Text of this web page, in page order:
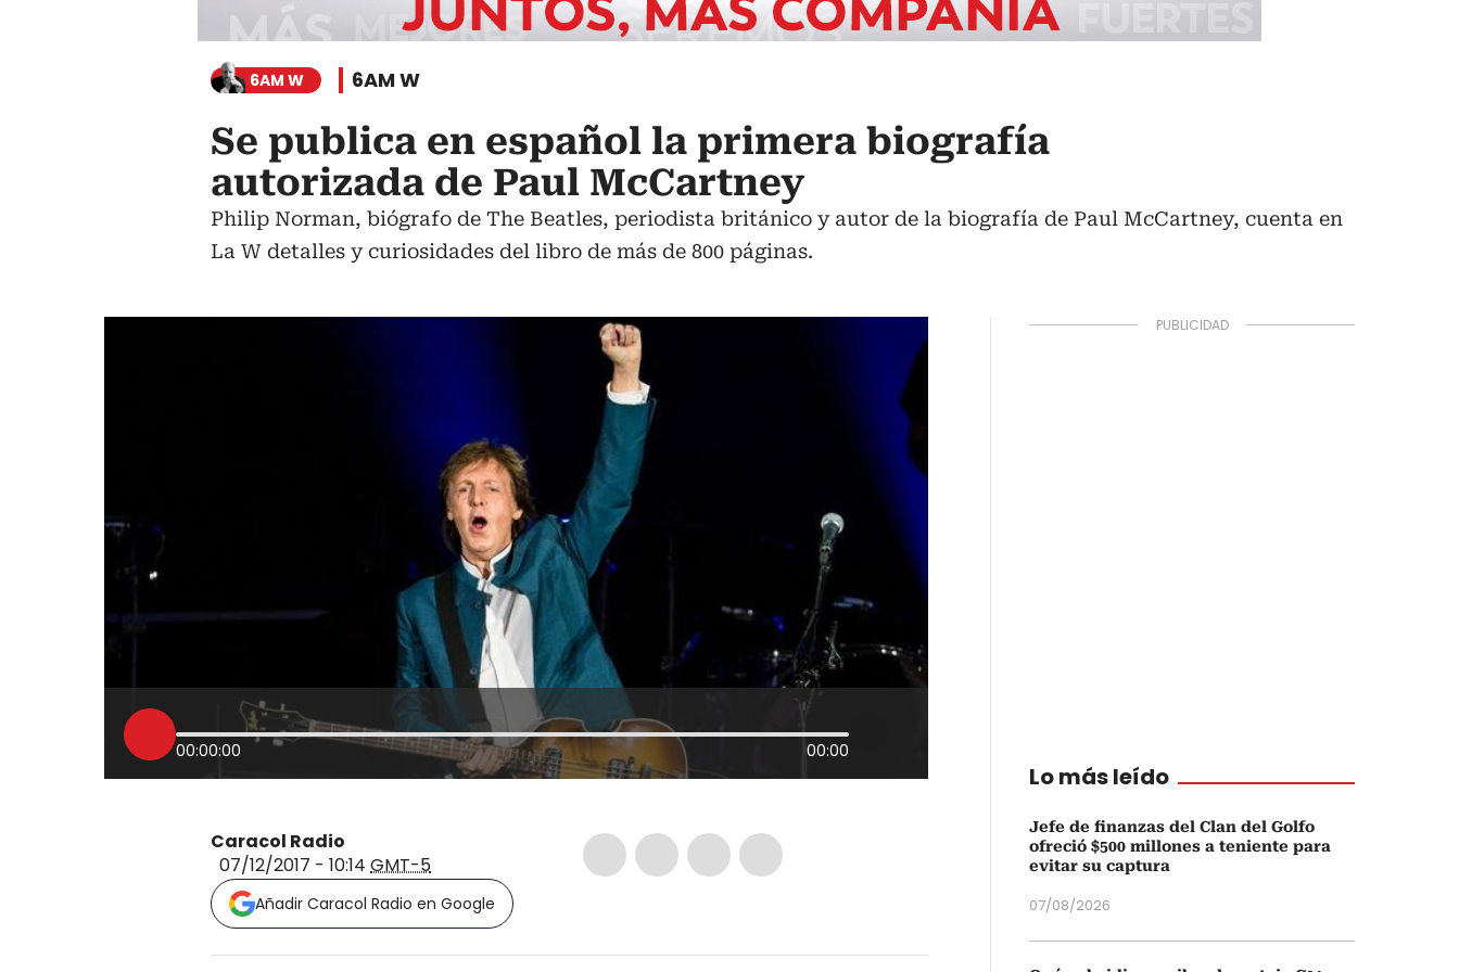
6AM W 6AM W
Se publica en español la primera biografía
autorizada de Paul McCartney
Philip Norman, biógrafo de The Beatles, periodista británico y autor de la biografía de Paul McCartney, cuenta en
La W detalles y curiosidades del libro de más de 800 páginas.
00:00:00 00:00
Caracol Radio
07/12/2017 - 10:14 GMT-5
Añadir Caracol Radio en Google
Lo más leído
Jefe de finanzas del Clan del Golfo
ofreció $500 millones a teniente para
evitar su captura
07/08/2026